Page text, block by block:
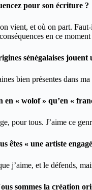
pour son écriture ?
vient, et où on part.
en ce moment
sénégalaises
bien présentes dans
« wolof » qu’en «
pour tous. J’aime ce
êtes « une artiste
j’aime, et le défends,
sommes la création